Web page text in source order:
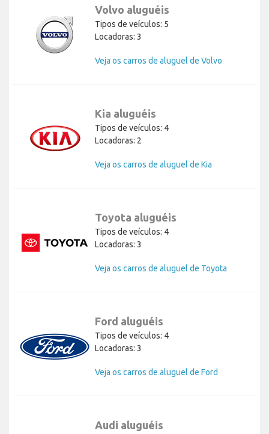
Volvo aluguéis
Tipos de veículos: 5
Locadoras: 3
Veja os carros de aluguel de Volvo
Kia aluguéis
Tipos de veículos: 4
Locadoras: 2
Veja os carros de aluguel de Kia
Toyota aluguéis
Tipos de veículos: 4
Locadoras: 3
Veja os carros de aluguel de Toyota
Ford aluguéis
Tipos de veículos: 4
Locadoras: 3
Veja os carros de aluguel de Ford
Audi aluguéis